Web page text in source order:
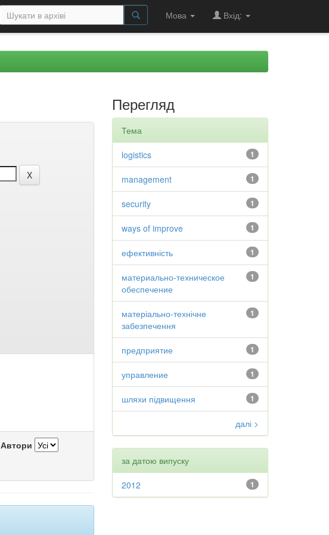
Мова Вхід:
Автори
Перегляд
Тема
1
logistics
1
management
1
security
1
ways of improve
1
ефективність
1
материально-техническое
обеспечение
1
матеріально-технічне
забезпечення
1
предприятие
1
управление
1
шляхи підвищення
далі >
за датою випуску
1
2012